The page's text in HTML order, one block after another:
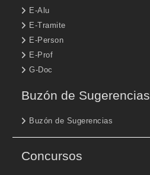
E-Alu
E-Tramite
E-Person
E-Prof
G-Doc
Buzón de Sugerencias
Buzón de Sugerencias
Concursos